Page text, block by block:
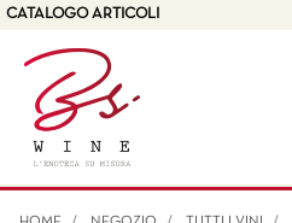
CATALOGO ARTICOLI